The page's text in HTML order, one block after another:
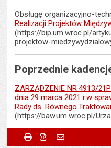
Obsługę organizacyjno-
Realizacji Projektów
(https://bip.um.wroc.pl/
projektow-
Poprzednie
ZARZĄDZENIE NR 4913/
dnia 29 marca 2021 r.w
Rady ds. Równego
(https://baw.um.wroc.pl/
Metryczka
Odpowiedzialny za treść:
Powiadom znajomego
Powiadom znajomego
Drukuj Zapisz do PDF